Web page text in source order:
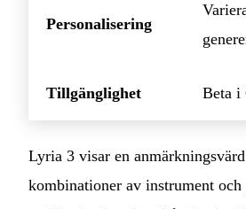
Personalisering
Tillgänglighet Beta i
Lyria 3 visar en
kombinationer av instrument